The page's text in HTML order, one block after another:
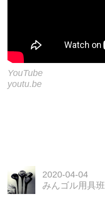
YouTube
youtu.be
2020-04-04
みんゴル用具班